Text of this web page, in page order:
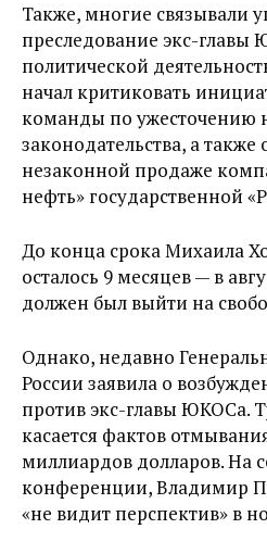
Также, многие связывали
преследование экс-главы
политической
начал критиковать
команды по ужесточению
законодательства, а
незаконной продаже
нефть» государственной
До конца срока Михаила
осталось 9 месяцев — в
должен был выйти на
Однако, недавно
России заявила о
против экс-главы ЮКОСа.
касается фактов
миллиардов долларов. На
конференции, Владимир
«не видит перспектив» в